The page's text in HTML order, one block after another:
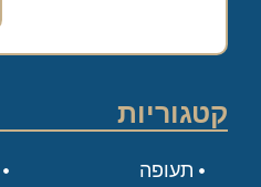
קטגוריות
תעופה